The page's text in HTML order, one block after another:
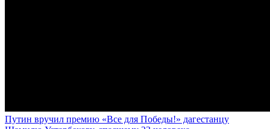
Путин вручил премию «Все для Победы!» дагестанцу